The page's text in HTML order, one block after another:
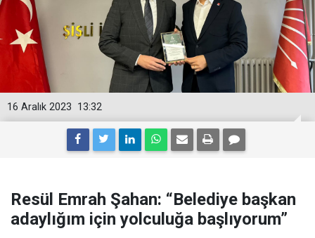
13:32
16 Aralık 2023
Resül Emrah Şahan: “Belediye başkan
adaylığım için yolculuğa başlıyorum”